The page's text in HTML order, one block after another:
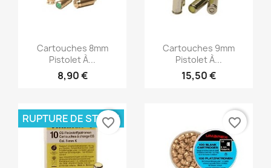
Aperçu rapide
Cartouches 8mm
Pistolet À...
8,90 €
Aperçu rapide
Cartouches 9mm
Pistolet À...
15,50 €
RUPTURE DE STOCK
favorite_border favorite_border